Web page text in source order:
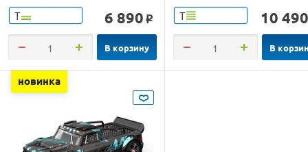
Т 6 890 o
В корзину
Т 10 490
В
новинка